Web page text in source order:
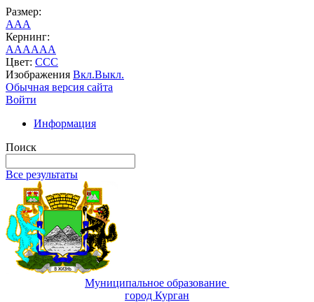
Размер:
AAA
Кернинг:
AAAAAA
Цвет: CCC
Изображения Вкл.Выкл.
Обычная версия сайта
Войти
Информация
Поиск
Все результаты
Муниципальное образование
город Курган